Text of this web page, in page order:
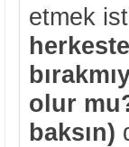
etmek
olur
baksın)